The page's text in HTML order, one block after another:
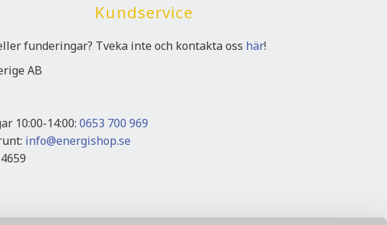
Kundservice
funderingar? Tveka inte och kontakta oss här!
AB
10:00-14:00: 0653 700 969
info@energishop.se